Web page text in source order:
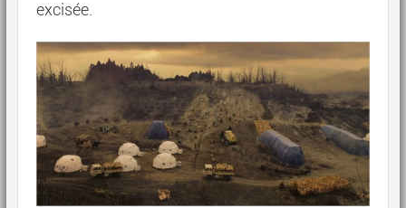
excisée.